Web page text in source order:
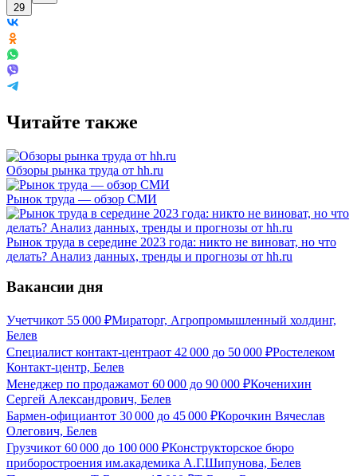
29
Читайте также
Обзоры рынка труда от hh.ru
Рынок труда — обзор СМИ
Рынок труда в середине 2023 года: никто не виноват, но что
делать? Анализ данных, тренды и прогнозы от hh.ru
Вакансии дня
Учетчикот 55 000 ₽Мираторг, Агропромышленный холдинг,
Белев
Специалист контакт-центраот 42 000 до 50 000 ₽Ростелеком
Контакт-центр, Белев
Менеджер по продажамот 60 000 до 90 000 ₽Коченихин
Сергей Александрович, Белев
Бармен-официантот 30 000 до 45 000 ₽Корочкин Вячеслав
Олегович, Белев
Грузчикот 60 000 до 100 000 ₽Конструкторское бюро
приборостроения им.академика А.Г.Шипунова, Белев